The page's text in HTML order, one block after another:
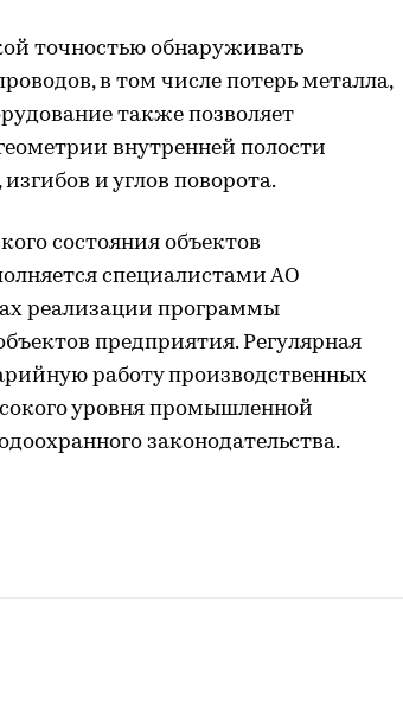
точностью обнаруживать
в том числе потерь металла,
также позволяет
внутренней полости
и углов поворота.
состояния объектов
специалистами АО
реализации программы
предприятия. Регулярная
работу производственных
уровня промышленной
законодательства.